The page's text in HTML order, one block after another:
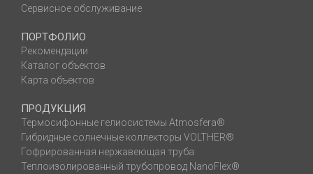
Сервисное обслуживание
ПОРТФОЛИО
Рекомендации
Каталог объектов
Карта объектов
ПРОДУКЦИЯ
Термосифонные гелиосистемы Atmosfera®
Гибридные солнечные коллекторы VOLTHER®
Гофрированная нержавеющая труба
Теплоизолированный трубопровод NanoFlex®